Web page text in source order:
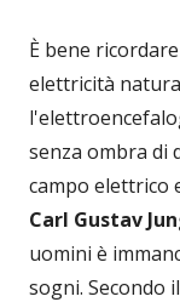
È bene
elettricità
senza ombra di
campo elettrico
Carl Gustav
uomini è
sogni. Secondo